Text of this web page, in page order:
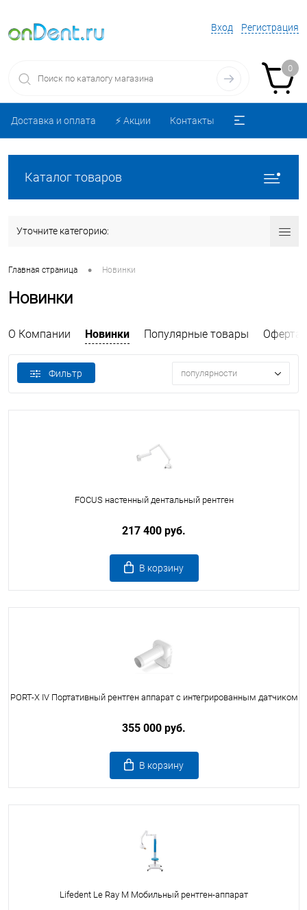
Вход Регистрация
0
Доставка и оплата ⚡️ Акции Контакты
Каталог товаров
Уточните категорию:
Главная страница • Новинки
Новинки
О Компании Новинки Популярные товары Оферта
Фильтр популярности
FOCUS настенный дентальный рентген
217 400 руб.
В корзину
PORT-X IV Портативный рентген аппарат с интегрированным датчиком
355 000 руб.
В корзину
Lifedent Le Ray M Мобильный рентген-аппарат